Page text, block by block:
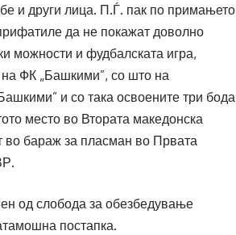
и други лица. П.Ѓ. пак по примањето
да не покажат доволно
можности и фудбалската игра,
на ФК „Башкими”, со што на
и со така освоените три бода
место во Втората македонска
во бараж за пласман во Првата
од слобода за обезбедување
постапка.